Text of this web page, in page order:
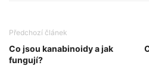
Předchozí článek
Co jsou kanabinoidy a jak
fungují?